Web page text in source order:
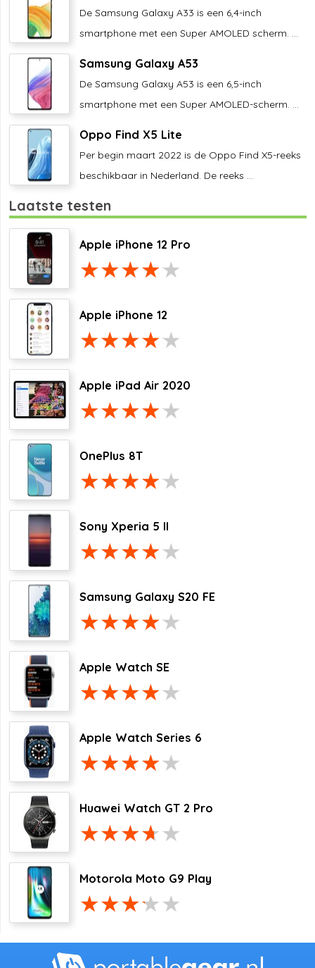
De Samsung Galaxy A33 is een 6,4-inch
smartphone met een Super AMOLED scherm. ...
Samsung Galaxy A53
De Samsung Galaxy A53 is een 6,5-inch
smartphone met een Super AMOLED-scherm. ...
Oppo Find X5 Lite
Per begin maart 2022 is de Oppo Find X5-reeks
beschikbaar in Nederland. De reeks ...
Laatste testen
Apple iPhone 12 Pro
Apple iPhone 12
Apple iPad Air 2020
OnePlus 8T
Sony Xperia 5 II
Samsung Galaxy S20 FE
Apple Watch SE
Apple Watch Series 6
Huawei Watch GT 2 Pro
Motorola Moto G9 Play